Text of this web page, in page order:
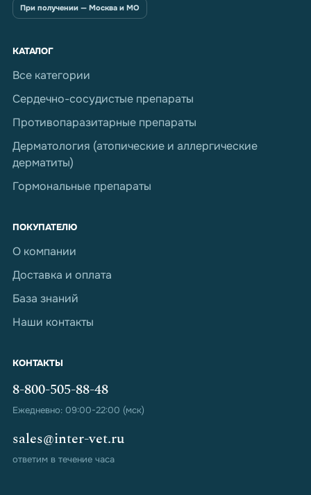
При получении — Москва и МО
КАТАЛОГ
Все категории
Сердечно-сосудистые препараты
Противопаразитарные препараты
Дерматология (атопические и аллергические
дерматиты)
Гормональные препараты
ПОКУПАТЕЛЮ
О компании
Доставка и оплата
База знаний
Наши контакты
КОНТАКТЫ
8-800-505-88-48
Ежедневно: 09:00-22:00 (мск)
sales@inter-vet.ru
ответим в течение часа